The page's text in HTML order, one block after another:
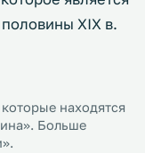
ХІХ в.
находятся
Больше